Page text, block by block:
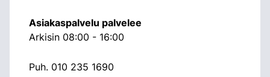
Asiakaspalvelu palvelee
Arkisin 08:00 - 16:00
Puh. 010 235 1690